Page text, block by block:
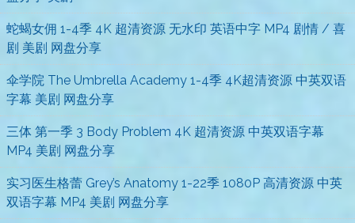
蛇蝎女佣 1-4季 4K 超清资源 无水印 英语中字 MP4 剧情 / 喜
剧 美剧 网盘分享
伞学院 The Umbrella Academy 1-4季 4K超清资源 中英双语
字幕 美剧 网盘分享
三体 第一季 3 Body Problem 4K 超清资源 中英双语字幕
MP4 美剧 网盘分享
实习医生格蕾 Grey’s Anatomy 1-22季 1080P 高清资源 中英
双语字幕 MP4 美剧 网盘分享